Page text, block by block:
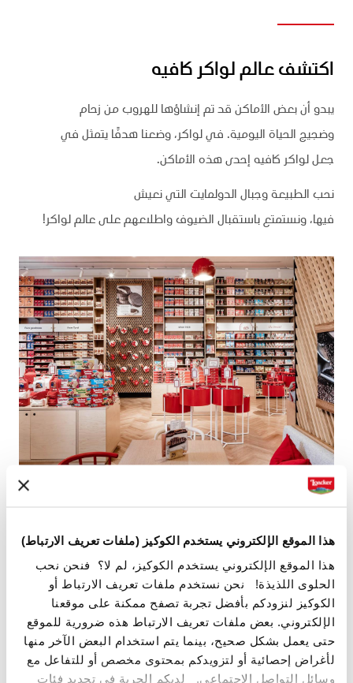
هذا الموقع الإلكتروني يستخدم الكوكيز (ملفات تعريف الارتباط)
هذا الموقع الإلكتروني يستخدم الكوكيز، لم لا؟ فنحن نحب
الحلوى اللذيذة! نحن نستخدم ملفات تعريف الارتباط أو
الكوكيز لنزودكم بأفضل تجربة تصفح ممكنة على موقعنا
الإلكتروني. بعض ملفات تعريف الارتباط هذه ضرورية للموقع
حتى يعمل بشكل صحيح، بينما يتم استخدام البعض الآخر منها
لأغراض إحصائية أو لتزويدكم بمحتوى مخصص أو للتفاعل مع
وسائل التواصل الاجتماعي. لديكم الحرية في تحديد فئات
اكتشف عالم لواكر كافيه
يبدو أن بعض الأماكن قد تم إنشاؤها للهروب من زحام
وضجيج الحياة اليومية. في لواكر، وضعنا هدفًا يتمثل في
جعل لواكر كافيه إحدى هذه الأماكن.
نحب الطبيعة وجبال الدولمايت التي نعيش
فيها، ونستمتع باستقبال الضيوف واطلاعهم على عالم لواكر!
تجول في متجرنا واكتشف منتجات الويفر والشوكولاتة المميزة
من مجموعة لواكر الفريدة، بالإضافة إلى أفكار عدة للهدايا!